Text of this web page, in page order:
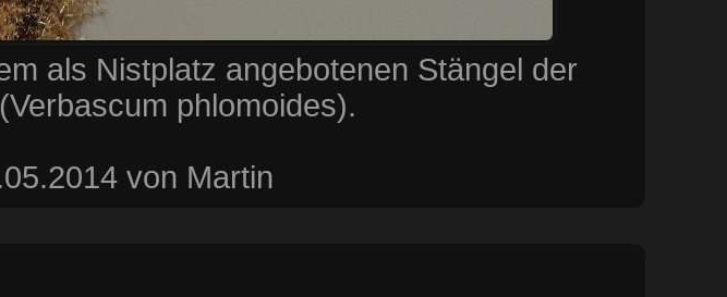
als Nistplatz angebotenen Stängel der
phlomoides).
von Martin